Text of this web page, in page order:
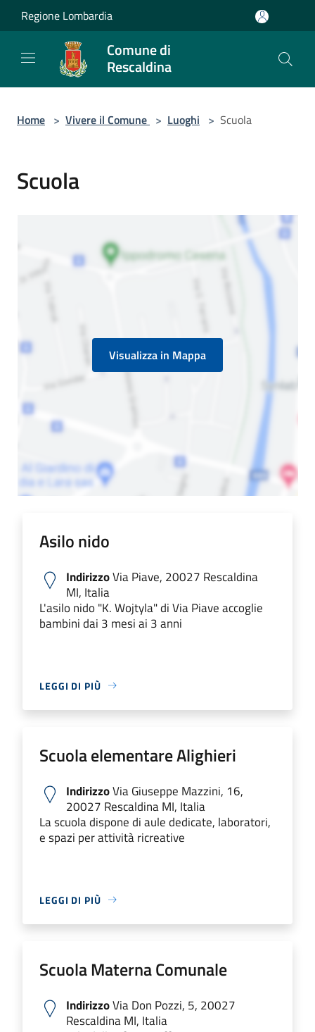
Salta al contenuto principale
Regione Lombardia
Comune di
Rescaldina
Home > Vivere il Comune > Luoghi > Scuola
Scuola
Visualizza in Mappa
Asilo nido
IndirizzoVia Piave, 20027 Rescaldina
MI, Italia
L'asilo nido "K. Wojtyla" di Via Piave accoglie
bambini dai 3 mesi ai 3 anni
LEGGI DI PIÙ
Scuola elementare Alighieri
IndirizzoVia Giuseppe Mazzini, 16,
20027 Rescaldina MI, Italia
La scuola dispone di aule dedicate, laboratori,
e spazi per attività ricreative
LEGGI DI PIÙ
Scuola Materna Comunale
IndirizzoVia Don Pozzi, 5, 20027
Rescaldina MI, Italia